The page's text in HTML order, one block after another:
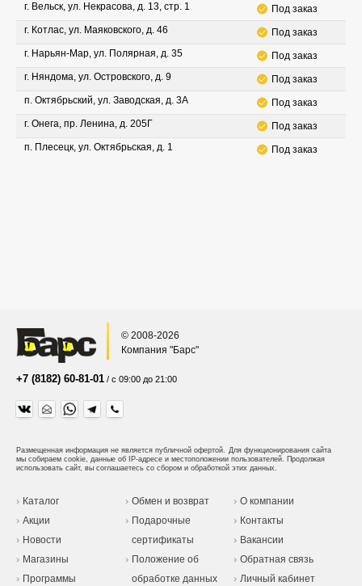
г. Вельск, ул. Некрасова, д. 13, стр. 1
Под заказ
г. Котлас, ул. Маяковского, д. 46
Под заказ
г. Нарьян-Мар, ул. Полярная, д. 35
Под заказ
г. Няндома, ул. Островского, д. 9
Под заказ
п. Октябрьский, ул. Заводская, д. 3А
Под заказ
г. Онега, пр. Ленина, д. 205Г
Под заказ
п. Плесецк, ул. Октябрьская, д. 1
Под заказ
© 2008-2026
Компания "Барс"
+7 (8182) 60-81-01 / с 09:00 до 21:00
Размещенная информация не является публичной офертой. Для функционирования сайта
мы собираем cookie, данные об IP-адресе и местоположении пользователей. Продолжая
использовать сайт, вы соглашаетесь со сбором и обработкой этих данных.
Каталог
Акции
Новости
Магазины
Программы
Обмен и возврат
Подарочные
сертификаты
Положение об
обработке данных
О компании
Контакты
Вакансии
Обратная связь
Личный кабинет